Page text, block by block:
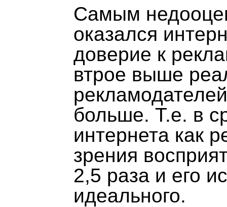
Самым
оказался
доверие к
втрое выше
больше. Т.е. в
интернета как
зрения
2,5 раза и его
идеального.